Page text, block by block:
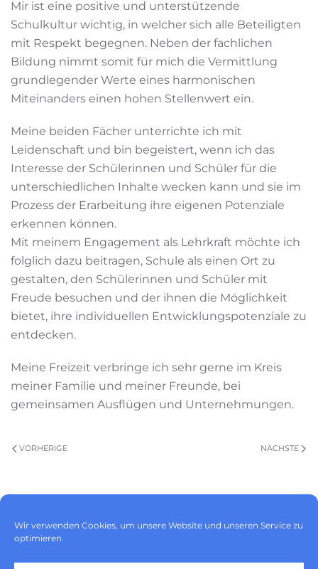
Wir verwenden Cookies, um unsere Website und unseren Service zu
optimieren.
Mir ist eine positive und unterstützende
Schulkultur wichtig, in welcher sich alle Beteiligten
mit Respekt begegnen. Neben der fachlichen
Bildung nimmt somit für mich die Vermittlung
grundlegender Werte eines harmonischen
Miteinanders einen hohen Stellenwert ein.
Meine beiden Fächer unterrichte ich mit
Leidenschaft und bin begeistert, wenn ich das
Interesse der Schülerinnen und Schüler für die
unterschiedlichen Inhalte wecken kann und sie im
Prozess der Erarbeitung ihre eigenen Potenziale
erkennen können.
Mit meinem Engagement als Lehrkraft möchte ich
folglich dazu beitragen, Schule als einen Ort zu
gestalten, den Schülerinnen und Schüler mit
Freude besuchen und der ihnen die Möglichkeit
bietet, ihre individuellen Entwicklungspotenziale zu
entdecken.
Meine Freizeit verbringe ich sehr gerne im Kreis
meiner Familie und meiner Freunde, bei
gemeinsamen Ausflügen und Unternehmungen.
VORHERIGE NÄCHSTE
Impressum|Datenschutz|
Cookie-Richtlinie (EU)